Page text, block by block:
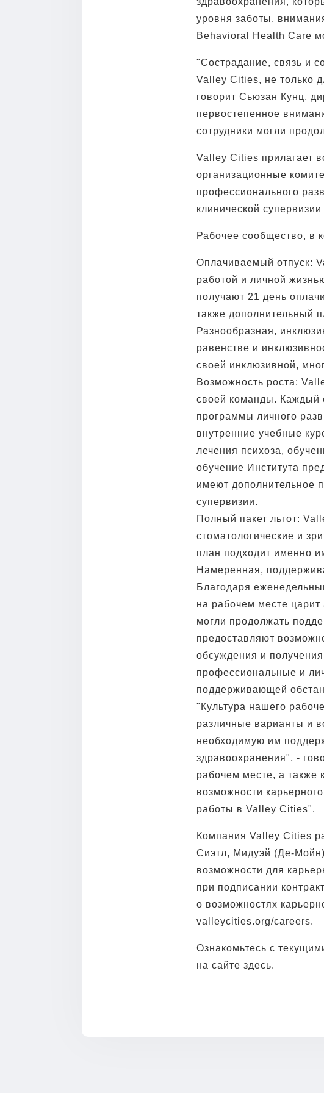
уровня заботы,
Behavioral Health Care
"Сострадание, связь и
Valley Cities, не только
говорит Сьюзан Кунц,
первостепенное
сотрудники могли
Valley Cities прилагает
организационные
профессионального
клинической
Рабочее сообщество, в
Оплачиваемый отпуск:
работой и личной
получают 21 день
также дополнительный
Разнообразная,
равенстве и
своей инклюзивной,
Возможность роста:
своей команды. Каждый
программы личного
внутренние учебные
лечения психоза,
обучение Института
имеют дополнительное
супервизии.
Полный пакет льгот:
стоматологические и
план подходит именно
Намеренная,
Благодаря
на рабочем месте
могли продолжать
предоставляют
обсуждения и
профессиональные и
поддерживающей
"Культура нашего
различные варианты и
необходимую им
здравоохранения", -
рабочем месте, а также
возможности
работы в Valley Cities".
Компания Valley Cities
Сиэтл, Мидуэй (Де-
возможности для
при подписании
о возможностях
valleycities.org/careers.
Ознакомьтесь с
на сайте здесь.